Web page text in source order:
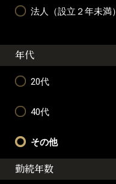
法人（設立２年未満）
年代
20代
40代
その他
勤続年数